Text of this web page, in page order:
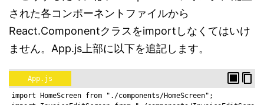
された各コンポーネントファイルから
React.Componentクラスをimportしなくてはいけ
ません。App.js上部に以下を追記します。
App.js
import HomeScreen from "./components/HomeScreen";